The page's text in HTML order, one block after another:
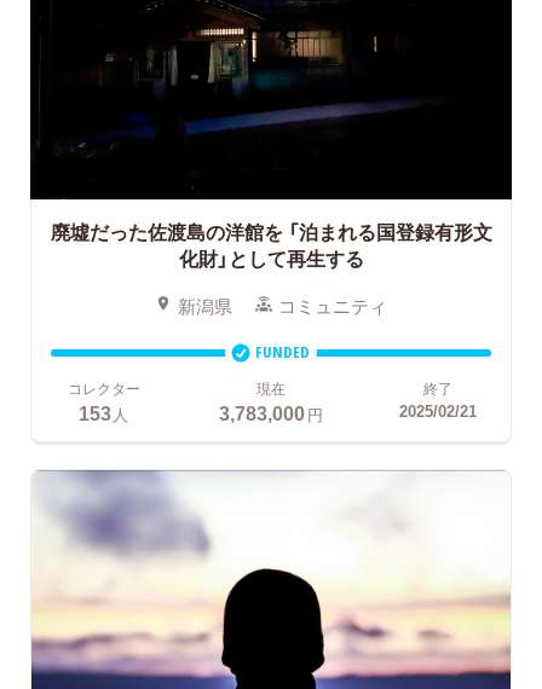
廃墟だった佐渡島の洋館を「泊まれる国登録有形文
化財」として再生する
新潟県 コミュニティ
FUNDED
コレクター
153 人
現在
3,783,000円
終了
2025/02/21